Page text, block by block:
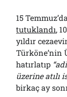
15
tutuklandı,
yıldır
Türköne’nin
hatırlatıp
üzerine atılı
birkaç ay